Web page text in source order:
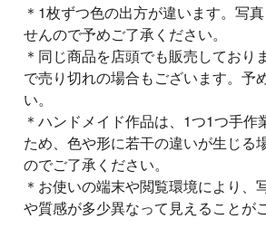
＊1枚ずつ色の出方が違います。写
せんので予めご了承ください。
＊同じ商品を店頭でも販売しており
で売り切れの場合もございます。予
い。
＊ハンドメイド作品は、1つ1つ手作
ため、色や形に若干の違いが生じる
のでご了承ください。
＊お使いの端末や閲覧環境により、
や質感が多少異なって見えることが